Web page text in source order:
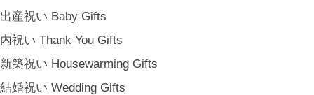
出産祝い Baby Gifts
内祝い Thank You Gifts
新築祝い Housewarming Gifts
結婚祝い Wedding Gifts